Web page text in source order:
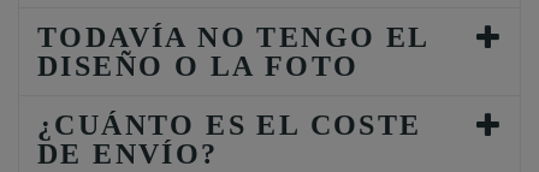
TODAVÍA NO TENGO EL
DISEÑO O LA FOTO
¿CUÁNTO ES EL COSTE
DE ENVÍO?